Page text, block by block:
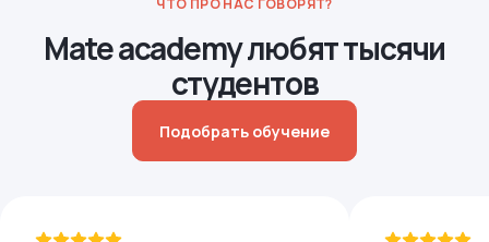
ЧТО ПРО НАС ГОВОРЯТ?
Mate academy любят тысячи
студентов
Подобрать обучение